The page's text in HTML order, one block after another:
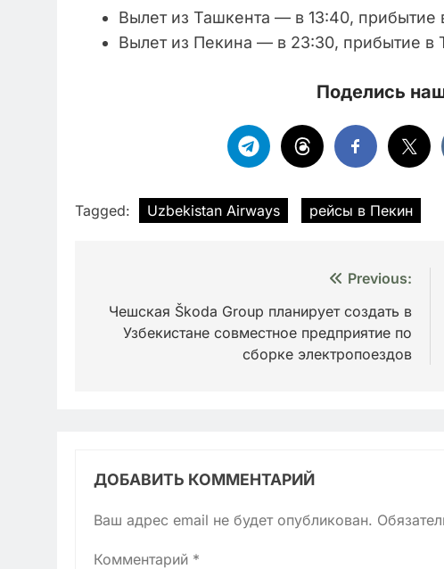
Вылет из Ташкента — в 13:40,
Вылет из Пекина — в 23:30, прибытие
Поделись
Tagged: Uzbekistan Airways рейсы в Пекин
по
записям
Previous:
Чешская Škoda Group планирует создать в
Узбекистане совместное предприятие по
сборке электропоездов
ДОБАВИТЬ КОММЕНТАРИЙ
Ваш адрес email не будет опубликован.
Комментарий *